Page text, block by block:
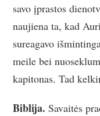
savo įprastos
naujiena ta, kad
sureagavo
meile bei
kapitonas. Tad
Biblija.Savaitės